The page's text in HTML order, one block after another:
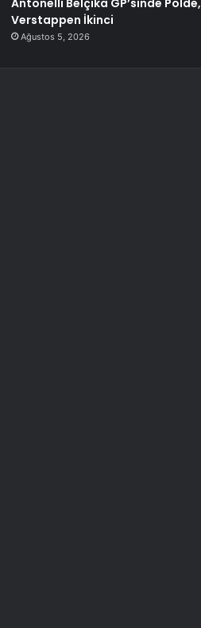
Antonelli Belçika GP’sinde Polde,
Verstappen İkinci
Ağustos 5, 2026